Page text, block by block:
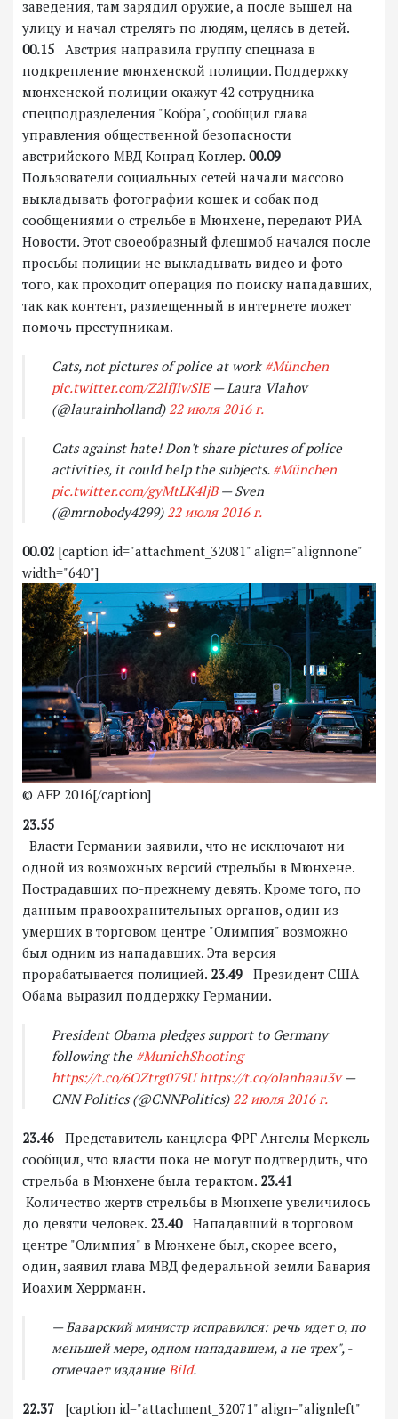
заведения, там зарядил оружие, а после вышел на
улицу и начал стрелять по людям, целясь в детей.
00.15 Австрия направила группу спецназа в
подкрепление мюнхенской полиции. Поддержку
мюнхенской полиции окажут 42 сотрудника
спецподразделения "Кобра", сообщил глава
управления общественной безопасности
австрийского МВД Конрад Коглер. 00.09
Пользователи социальных сетей начали массово
выкладывать фотографии кошек и собак под
сообщениями о стрельбе в Мюнхене, передают РИА
Новости. Этот своеобразный флешмоб начался после
просьбы полиции не выкладывать видео и фото
того, как проходит операция по поиску нападавших,
так как контент, размещенный в интернете может
помочь преступникам.
Cats, not pictures of police at work #München
pic.twitter.com/Z2lfJiwSlE— Laura Vlahov
(@laurainholland) 22 июля 2016 г.
Cats against hate! Don't share pictures of police
activities, it could help the subjects. #München
pic.twitter.com/gyMtLK4ljB— Sven
(@mrnobody4299) 22 июля 2016 г.
00.02 [caption id="attachment_32081" align="alignnone"
width="640"]
© AFP 2016[/caption]
23.55
Власти Германии заявили, что не исключают ни
одной из возможных версий стрельбы в Мюнхене.
Пострадавших по-прежнему девять. Кроме того, по
данным правоохранительных органов, один из
умерших в торговом центре "Олимпия" возможно
был одним из нападавших. Эта версия
прорабатывается полицией. 23.49 Президент США
Обама выразил поддержку Германии.
President Obama pledges support to Germany
following the #MunichShooting
https://t.co/6OZtrg079U https://t.co/oIanhaau3v—
CNN Politics (@CNNPolitics)22 июля 2016 г.
23.46 Представитель канцлера ФРГ Ангелы Меркель
сообщил, что власти пока не могут подтвердить, что
стрельба в Мюнхене была терактом. 23.41
Количество жертв стрельбы в Мюнхене увеличилось
до девяти человек. 23.40 Нападавший в торговом
центре "Олимпия" в Мюнхене был, скорее всего,
один, заявил глава МВД федеральной земли Бавария
Иоахим Херрманн.
— Баварский министр исправился: речь идет о, по
меньшей мере, одном нападавшем, а не трех", -
отмечает изданиеBild.
22.37
[caption id="attachment_32071" align="alignleft"